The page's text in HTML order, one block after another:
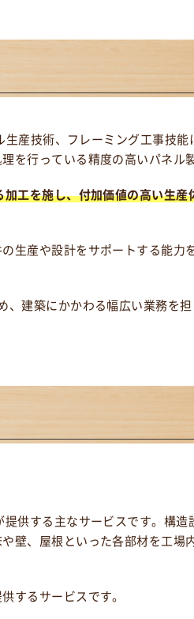
産技術、フレーミング工事技能
を行っている精度の高いパネル
工を施し、付加価値の高い生産
生産や設計をサポートする能力
建築にかかわる幅広い業務を担
提供する主なサービスです。構造
壁、屋根といった各部材を工場
するサービスです。